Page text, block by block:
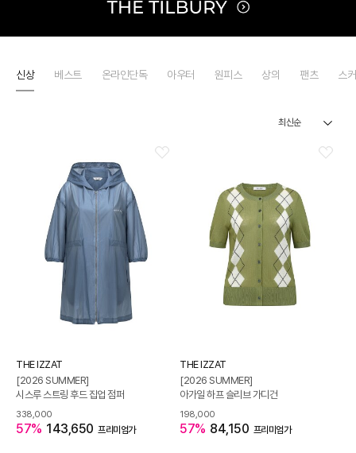
신상 베스트 온라인단독 아우터 원피스 상의 팬츠 스
THE IZZAT
[2026 SUMMER]
시스루 스트링 후드 집업 점퍼
338,000
57% 143,650 프리미엄가
THE IZZAT
[2026 SUMMER]
아가일 하프 슬리브 가디건
198,000
57% 84,150 프리미엄가